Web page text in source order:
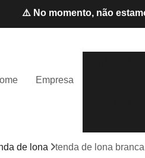
⚠️ No momento, não
Empresa
de lona tenda de lona